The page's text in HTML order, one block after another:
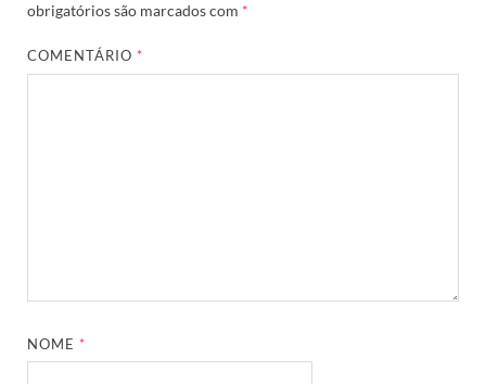
obrigatórios são marcados com *
COMENTÁRIO*
NOME*